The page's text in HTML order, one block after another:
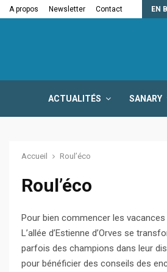
A propos Newsletter Contact EN
la fermeture…
ACTUALITÉS SANARY
Accueil Roul’éco
Roul’éco
Pour bien commencer les
L’allée d’Estienne d’Orves se
parfois des champions dans leur
pour bénéficier des conseils des